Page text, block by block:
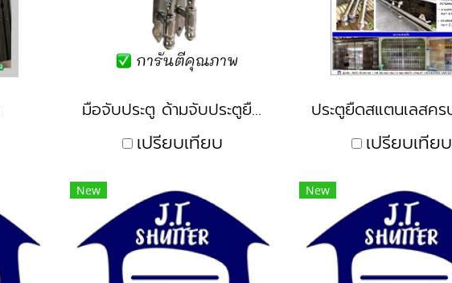
มือจับประตู ด้ามจับประตูยืด ประตูเหล็ก
เปรียบเทียบ เปรียบเทียบ
New New